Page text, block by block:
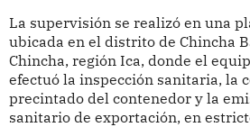
La supervisión se realizó en una
ubicada en el distrito de Chincha
Chincha, región Ica, donde el
efectuó la inspección sanitaria, la
precintado del contenedor y la
sanitario de exportación, en